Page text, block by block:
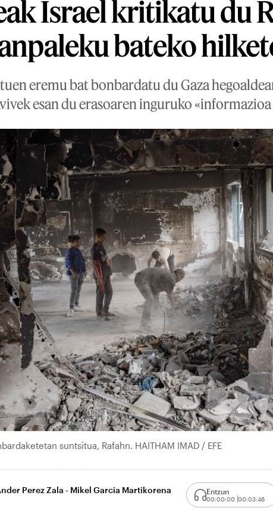
Israel kritikatu du
bateko
eremu bat bonbardatu du Gaza
esan du erasoaren inguruko
suntsitua, Rafahn. HAITHAM IMAD / EFE
Perez Zala - Mikel Garcia Martikorena Entzun
00:00:00 00:03:46